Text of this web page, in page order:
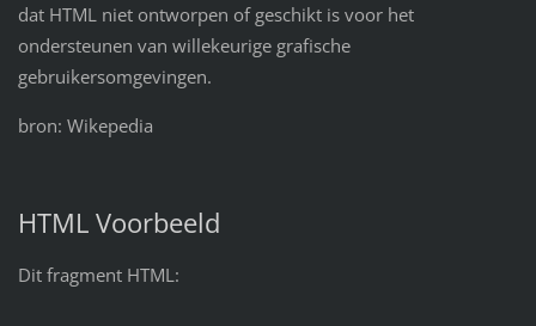
dat HTML niet ontworpen of geschikt is voor het
ondersteunen van willekeurige grafische
gebruikersomgevingen.
bron: Wikepedia
HTML Voorbeeld
Dit fragment HTML: